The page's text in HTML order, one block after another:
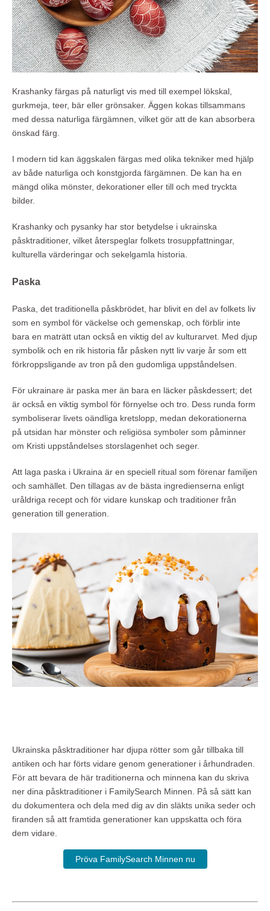
Krashanky färgas på naturligt vis med till exempel lökskal,
gurkmeja, teer, bär eller grönsaker. Äggen kokas tillsammans
med dessa naturliga färgämnen, vilket gör att de kan absorbera
önskad färg.
I modern tid kan äggskalen färgas med olika tekniker med hjälp
av både naturliga och konstgjorda färgämnen. De kan ha en
mängd olika mönster, dekorationer eller till och med tryckta
bilder.
Krashanky och pysanky har stor betydelse i ukrainska
påsktraditioner, vilket återspeglar folkets trosuppfattningar,
kulturella värderingar och sekelgamla historia.
Paska
Paska, det traditionella påskbrödet, har blivit en del av folkets liv
som en symbol för väckelse och gemenskap, och förblir inte
bara en maträtt utan också en viktig del av kulturarvet. Med djup
symbolik och en rik historia får påsken nytt liv varje år som ett
förkroppsligande av tron på den gudomliga uppståndelsen.
För ukrainare är paska mer än bara en läcker påskdessert; det
är också en viktig symbol för förnyelse och tro. Dess runda form
symboliserar livets oändliga kretslopp, medan dekorationerna
på utsidan har mönster och religiösa symboler som påminner
om Kristi uppståndelses storslagenhet och seger.
Att laga paska i Ukraina är en speciell ritual som förenar familjen
och samhället. Den tillagas av de bästa ingredienserna enligt
uråldriga recept och för vidare kunskap och traditioner från
generation till generation.
Ukrainska påsktraditioner har djupa rötter som går tillbaka till
antiken och har förts vidare genom generationer i århundraden.
För att bevara de här traditionerna och minnena kan du skriva
ner dina påsktraditioner i FamilySearch Minnen. På så sätt kan
du dokumentera och dela med dig av din släkts unika seder och
firanden så att framtida generationer kan uppskatta och föra
dem vidare.
Pröva FamilySearch Minnen nu